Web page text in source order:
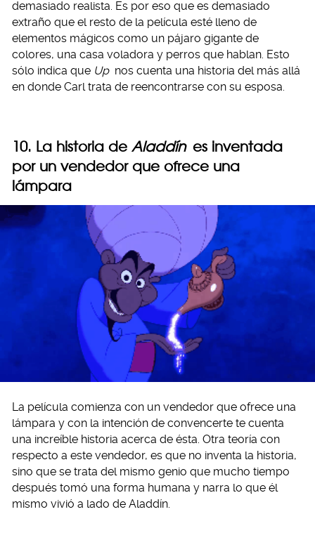
demasiado realista. Es por eso que es demasiado
extraño que el resto de la película esté lleno de
elementos mágicos como un pájaro gigante de
colores, una casa voladora y perros que hablan. Esto
sólo indica que Up nos cuenta una historia del más allá
en donde Carl trata de reencontrarse con su esposa.
10. La historia de Aladdín es inventada
por un vendedor que ofrece una
lámpara
La película comienza con un vendedor que ofrece una
lámpara y con la intención de convencerte te cuenta
una increíble historia acerca de ésta. Otra teoría con
respecto a este vendedor, es que no inventa la historia,
sino que se trata del mismo genio que mucho tiempo
después tomó una forma humana y narra lo que él
mismo vivió a lado de Aladdín.